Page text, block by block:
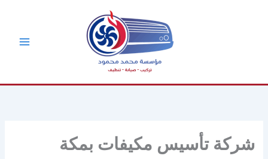
شركة تأسيس مكيفات بمكة